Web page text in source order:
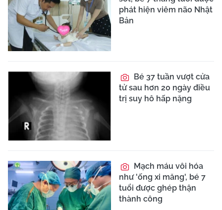
phát hiện viêm não Nhật
Bản
Bé 37 tuần vượt cửa
tử sau hơn 20 ngày điều
trị suy hô hấp nặng
Mạch máu vôi hóa
như 'ống xi măng', bé 7
tuổi được ghép thận
thành công